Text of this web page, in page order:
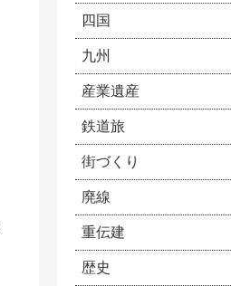
四国
九州
産業遺産
鉄道旅
街づくり
廃線
重伝建
歴史